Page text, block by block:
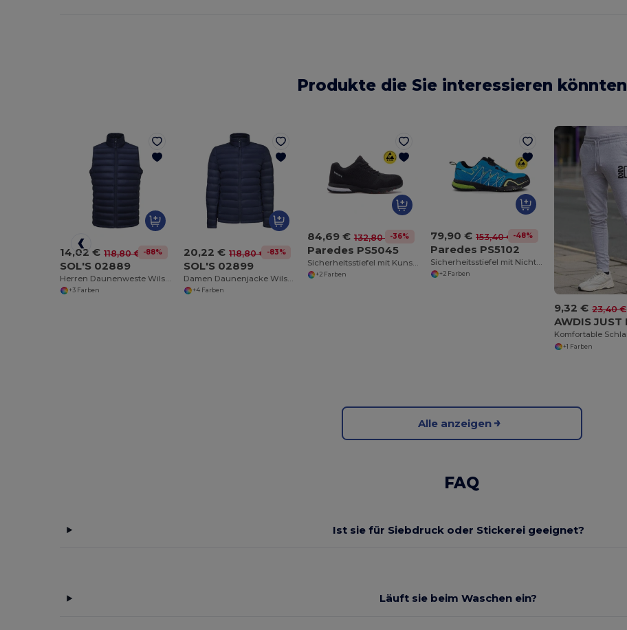
Produkte die Sie interessieren könnten
14,02 € 118,80 € -88%
SOL'S 02889
+3 Farben
20,22 € 118,80 € -83%
SOL'S 02899
+4 Farben
84,69 € 132,80 €-36%
Paredes PS5045
Sicherheitsstiefel mit Kunststoffkappe
+2 Farben
79,90 € 153,40 € -48%
Paredes PS5102
+2 Farben
9,32 € 23,40 €
+1 Farben
Alle anzeigen
FAQ
Ist sie für Siebdruck oder Stickerei geeignet?
Läuft sie beim Waschen ein?